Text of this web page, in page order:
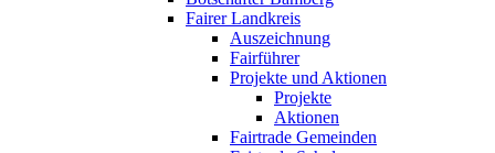
Fairer Landkreis
Auszeichnung
Fairführer
Projekte und Aktionen
Projekte
Aktionen
Fairtrade Gemeinden